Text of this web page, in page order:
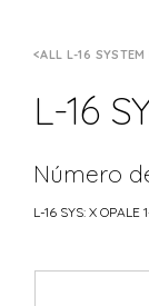
ALL L-16 SYSTEM
L-16
Número
L-16 SYS: X OPALE